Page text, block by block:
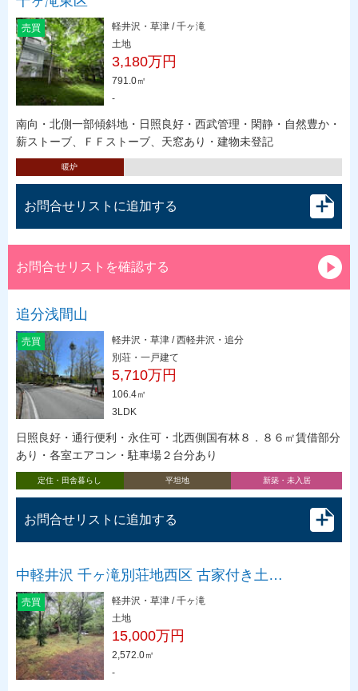
売買
軽井沢・草津 / 千ヶ滝
土地
3,180万円
791.0㎡
-
南向・北側一部傾斜地・日照良好・西武管理・閑静・自然豊か・
薪ストーブ、ＦＦストーブ、天窓あり・建物未登記
暖炉
お問合せリストに追加する
お問合せリストを確認する
追分浅間山
売買
軽井沢・草津 / 西軽井沢・追分
別荘・一戸建て
5,710万円
106.4㎡
3LDK
日照良好・通行便利・永住可・北西側国有林８．８６㎡賃借部分
あり・各室エアコン・駐車場２台分あり
定住・田舎暮らし 平坦地 新築・未入居
お問合せリストに追加する
中軽井沢 千ヶ滝別荘地西区 古家付き土…
売買
軽井沢・草津 / 千ヶ滝
土地
15,000万円
2,572.0㎡
-